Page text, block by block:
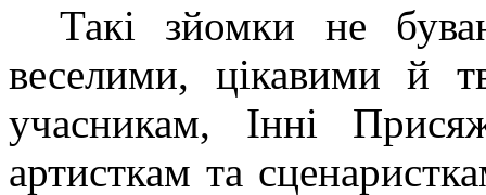
Такі зйомки не
веселими, цікавими й
учасникам, Інні
артисткам та